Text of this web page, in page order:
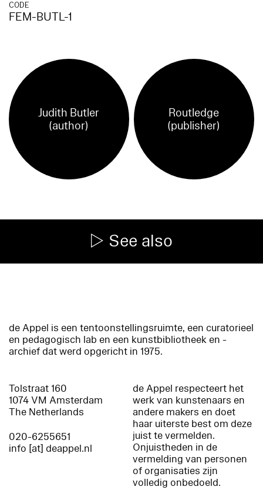
CODE
FEM-BUTL-1
Judith Butler
(author)
Routledge
(publisher)
See also
de Appel is een tentoonstellingsruimte, een curatorieel
en pedagogisch lab en een kunstbibliotheek en -
archief dat werd opgericht in 1975.
Tolstraat 160
1074 VM Amsterdam
The Netherlands
020-6255651
info [at] deappel.nl
de Appel respecteert het
werk van kunstenaars en
andere makers en doet
haar uiterste best om deze
juist te vermelden.
Onjuistheden in de
vermelding van personen
of organisaties zijn
volledig onbedoeld.